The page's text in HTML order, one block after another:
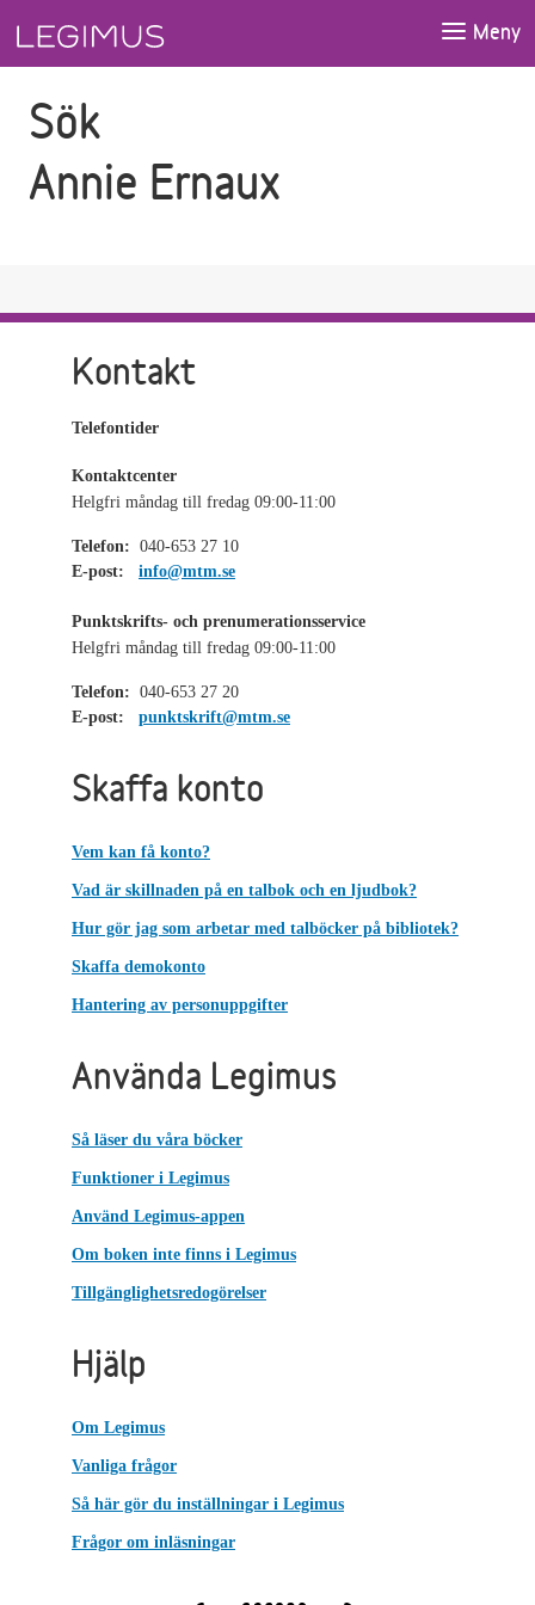
Meny
Sök
Annie Ernaux
Kontakt
Telefontider
Kontaktcenter
Helgfri måndag till fredag 09:00-11:00
Telefon: 040-653 27 10
E-post:
info@mtm.se
Punktskrifts- och prenumerationsservice
Helgfri måndag till fredag 09:00-11:00
Telefon: 040-653 27 20
E-post:
punktskrift@mtm.se
Skaffa konto
Vem kan få konto?
Vad är skillnaden på en talbok och en ljudbok?
Hur gör jag som arbetar med talböcker på bibliotek?
Skaffa demokonto
Hantering av personuppgifter
Använda Legimus
Så läser du våra böcker
Funktioner i Legimus
Använd Legimus-appen
Om boken inte finns i Legimus
Tillgänglighetsredogörelser
Hjälp
Om Legimus
Vanliga frågor
Så här gör du inställningar i Legimus
Frågor om inläsningar